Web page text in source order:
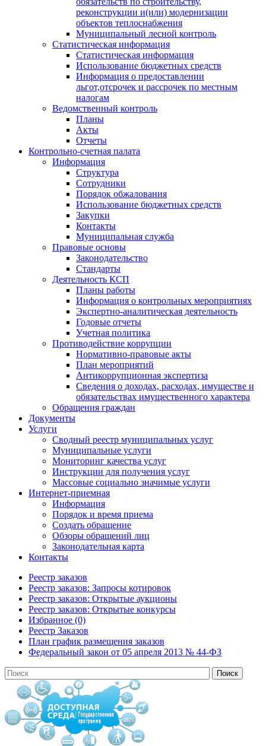
реконструкции и(или) модернизации
объектов теплоснабжения
Муниципальный лесной контроль
Статистическая информация
Статистическая информация
Использование бюджетных средств
Информация о предоставлении
льгот,отсрочек и рассрочек по местным
налогам
Ведомственный контроль
Планы
Акты
Отчеты
Контрольно-счетная палата
Информация
Структура
Сотрудники
Порядок обжалования
Использование бюджетных средств
Закупки
Контакты
Муниципальная служба
Правовые основы
Законодательство
Стандарты
Деятельность КСП
Планы работы
Информация о контрольных мероприятиях
Экспертно-аналитическая деятельность
Годовые отчеты
Учетная политика
Противодействие коррупции
Нормативно-правовые акты
План мероприятий
Антикоррупционная экспертиза
Сведения о доходах, расходах, имуществе и
обязательствах имущественного характера
Обращения граждан
Документы
Услуги
Сводный реестр муниципальных услуг
Муниципальные услуги
Мониторинг качества услуг
Инструкции для получения услуг
Массовые социально значимые услуги
Интернет-приемная
Информация
Порядок и время приема
Создать обращение
Обзоры обращений лиц
Законодательная карта
Контакты
Реестр заказов
Реестр заказов: Запросы котировок
Реестр заказов: Открытые аукционы
Реестр заказов: Открытые конкурсы
Избранное (0)
Реестр Заказов
План график размещения заказов
Федеральный закон от 05 апреля 2013 № 44-ФЗ